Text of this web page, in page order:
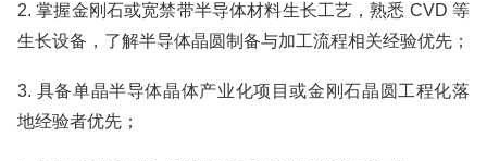
2. 掌握金刚石或宽禁带半导体材料生长工艺，熟悉 CVD 等
生长设备，了解半导体晶圆制备与加工流程相关经验优先；
3. 具备单晶半导体晶体产业化项目或金刚石晶圆工程化落
地经验者优先；